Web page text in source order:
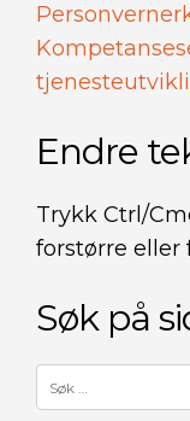
Endre
Trykk Ctrl/
forstørre eller
Søk på
etter: